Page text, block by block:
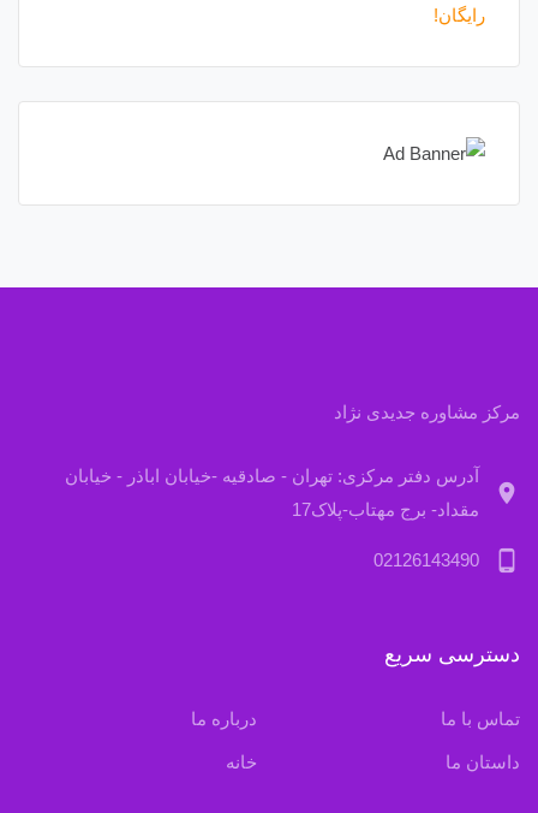
رایگان!
مرکز مشاوره جدیدی نژاد
location_on
آدرس دفتر مرکزی: تهران - صادقیه -خیابان اباذر - خیابان
مقداد- برج مهتاب-پلاک17
phone_android
02126143490
دسترسی سریع
تماس با ما درباره ما
داستان ما خانه